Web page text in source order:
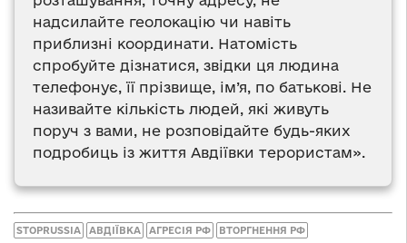
надсилайте геолокацію чи навіть
приблизні координати. Натомість
спробуйте дізнатися, звідки ця людина
телефонує, її прізвище, ім’я, по батькові. Не
називайте кількість людей, які живуть
поруч з вами, не розповідайте будь-яких
подробиць із життя Авдіївки терористам».
STOPRUSSIA АВДІЇВКА АГРЕСІЯ РФ ВТОРГНЕННЯ РФ